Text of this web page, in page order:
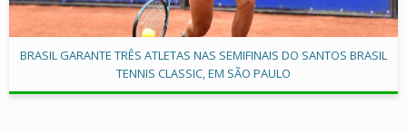
BRASIL GARANTE TRÊS ATLETAS NAS SEMIFINAIS DO SANTOS BRASIL
TENNIS CLASSIC, EM SÃO PAULO